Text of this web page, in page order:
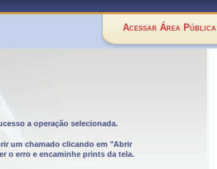
Acessar Área Pública
a operação selecionada.
um chamado clicando em "Abrir
o erro e encaminhe prints da tela.